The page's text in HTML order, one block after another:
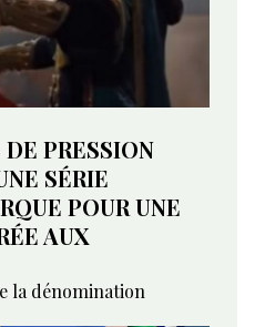
PRESSION
SÉRIE
POUR UNE
AUX
la dénomination